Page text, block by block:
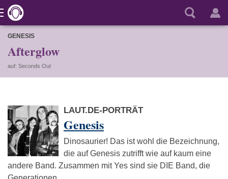
GENESIS
Afterglow
auf: Seconds Out
LAUT.DE-PORTRÄT
Genesis
Dinosaurier! Das ist wohl die Bezeichnung,
die auf Genesis zutrifft wie auf kaum eine
andere Band. Zusammen mit Yes sind sie DIE Band, die